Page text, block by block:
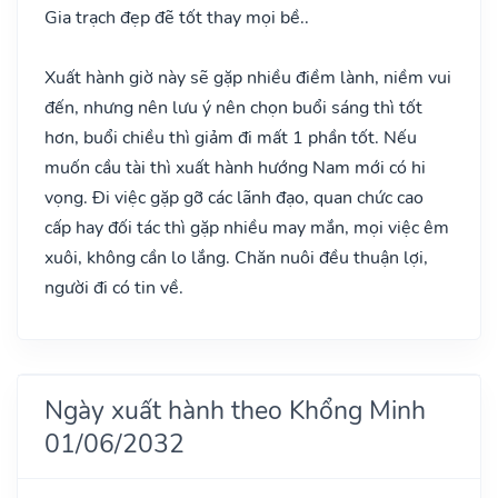
Gia trạch đẹp đẽ tốt thay mọi bề..
Xuất hành giờ này sẽ gặp nhiều điềm lành, niềm vui
đến, nhưng nên lưu ý nên chọn buổi sáng thì tốt
hơn, buổi chiều thì giảm đi mất 1 phần tốt. Nếu
muốn cầu tài thì xuất hành hướng Nam mới có hi
vọng. Đi việc gặp gỡ các lãnh đạo, quan chức cao
cấp hay đối tác thì gặp nhiều may mắn, mọi việc êm
xuôi, không cần lo lắng. Chăn nuôi đều thuận lợi,
người đi có tin về.
Ngày xuất hành theo Khổng Minh
01/06/2032